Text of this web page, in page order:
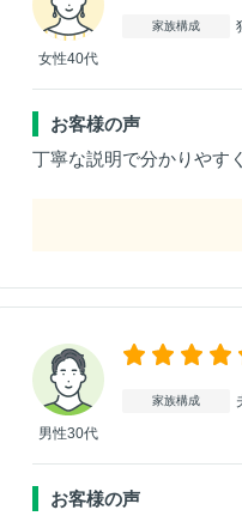
女性40代
家族構成
お客様の声
丁寧な説明で分かりやす
男性30代
家族構成
お客様の声